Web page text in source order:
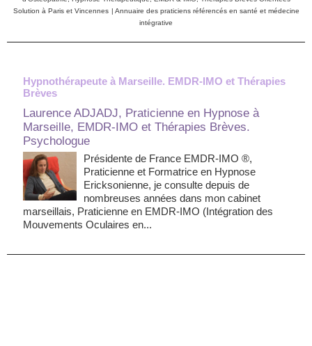
Hypnothérapeute à Marseille. EMDR-IMO et Thérapies
Brèves
Laurence ADJADJ, Praticienne en Hypnose à
Marseille, EMDR-IMO et Thérapies Brèves.
Psychologue
Présidente de France EMDR-IMO ®,
Praticienne et Formatrice en Hypnose
Ericksonienne, je consulte depuis de
nombreuses années dans mon cabinet
marseillais, Praticienne en EMDR-IMO (Intégration des
Mouvements Oculaires en...
Solution à Paris et Vincennes | Annuaire des praticiens référencés en santé et médecine
intégrative